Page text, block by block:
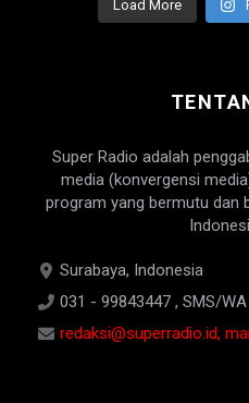
Load More
Super Radio adalah
media (konvergensi
program yang bermutu dan
Surabaya, Indonesia
031 - 99843447 , SMS/
redaksi@superradio.id,